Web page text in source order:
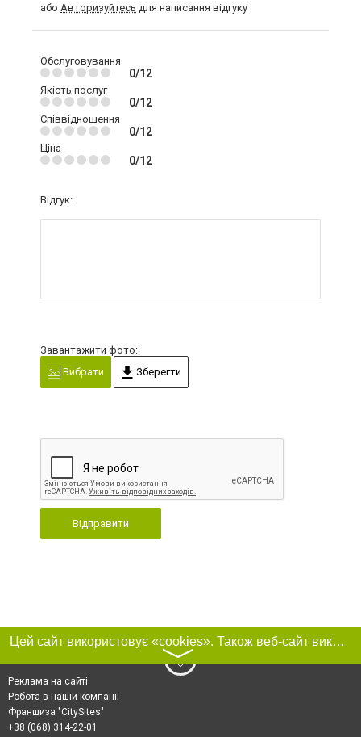
або Авторизуйтесь для написання відгуку
Обслуговування
0/12
Якість послуг
0/12
Співвідношення
0/12
Ціна
0/12
Відгук:
Завантажити фото:
Вибрати
Зберегти
Відправити
Цей сайт використовує «cookies». Також веб-сайт використовує інтернет-сервіс для збору технічних даних стосовно відвідувачів з метою отримання маркетингової та статистичної інформації. Умови обробки даних відвідувачів сайту див.
〉
Реклама на сайті
Робота в нашій компанії
Франшиза "CitySites"
+38 (068) 314-22-01